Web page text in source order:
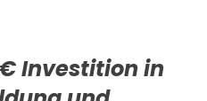
Investition in